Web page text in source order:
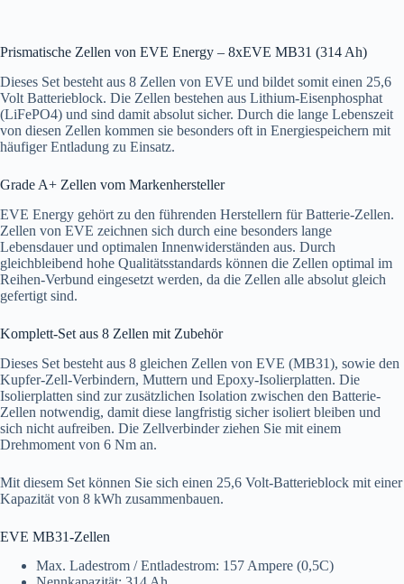
Prismatische Zellen von EVE Energy – 8xEVE MB31 (314 Ah)
Dieses Set besteht aus 8 Zellen von EVE und bildet somit einen 25,6
Volt Batterieblock. Die Zellen bestehen aus Lithium-Eisenphosphat
(LiFePO4) und sind damit absolut sicher. Durch die lange Lebenszeit
von diesen Zellen kommen sie besonders oft in Energiespeichern mit
häufiger Entladung zu Einsatz.
Grade A+ Zellen vom Markenhersteller
EVE Energy gehört zu den führenden Herstellern für Batterie-Zellen.
Zellen von EVE zeichnen sich durch eine besonders lange
Lebensdauer und optimalen Innenwiderständen aus. Durch
gleichbleibend hohe Qualitätsstandards können die Zellen optimal im
Reihen-Verbund eingesetzt werden, da die Zellen alle absolut gleich
gefertigt sind.
Komplett-Set aus 8 Zellen mit Zubehör
Dieses Set besteht aus 8 gleichen Zellen von EVE (MB31), sowie den
Kupfer-Zell-Verbindern, Muttern und Epoxy-Isolierplatten. Die
Isolierplatten sind zur zusätzlichen Isolation zwischen den Batterie-
Zellen notwendig, damit diese langfristig sicher isoliert bleiben und
sich nicht aufreiben. Die Zellverbinder ziehen Sie mit einem
Drehmoment von 6 Nm an.
Mit diesem Set können Sie sich einen 25,6 Volt-Batterieblock mit einer
Kapazität von 8 kWh zusammenbauen.
EVE MB31-Zellen
Max. Ladestrom / Entladestrom: 157 Ampere (0,5C)